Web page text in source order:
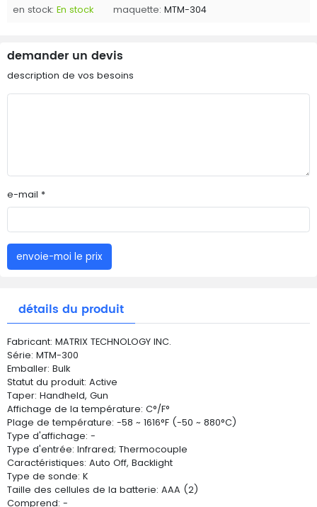
en stock: En stock maquette: MTM-304
demander un devis
description de vos besoins
e-mail *
envoie-moi le prix
détails du produit
Fabricant: MATRIX TECHNOLOGY INC.
Série: MTM-300
Emballer: Bulk
Statut du produit: Active
Taper: Handheld, Gun
Affichage de la température: C°/F°
Plage de température: -58 ~ 1616°F (-50 ~ 880°C)
Type d'affichage: -
Type d'entrée: Infrared; Thermocouple
Caractéristiques: Auto Off, Backlight
Type de sonde: K
Taille des cellules de la batterie: AAA (2)
Comprend: -